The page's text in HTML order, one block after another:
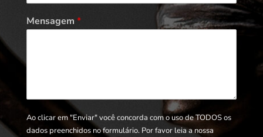
Mensagem *
Ao clicar em "Enviar" você concorda com o uso de TODOS os
dados preenchidos no formulário. Por favor leia a nossa